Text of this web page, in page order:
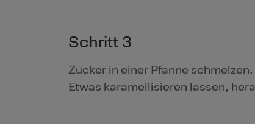
Schritt 3
Zucker in einer Pfanne
Etwas karamellisieren lassen,